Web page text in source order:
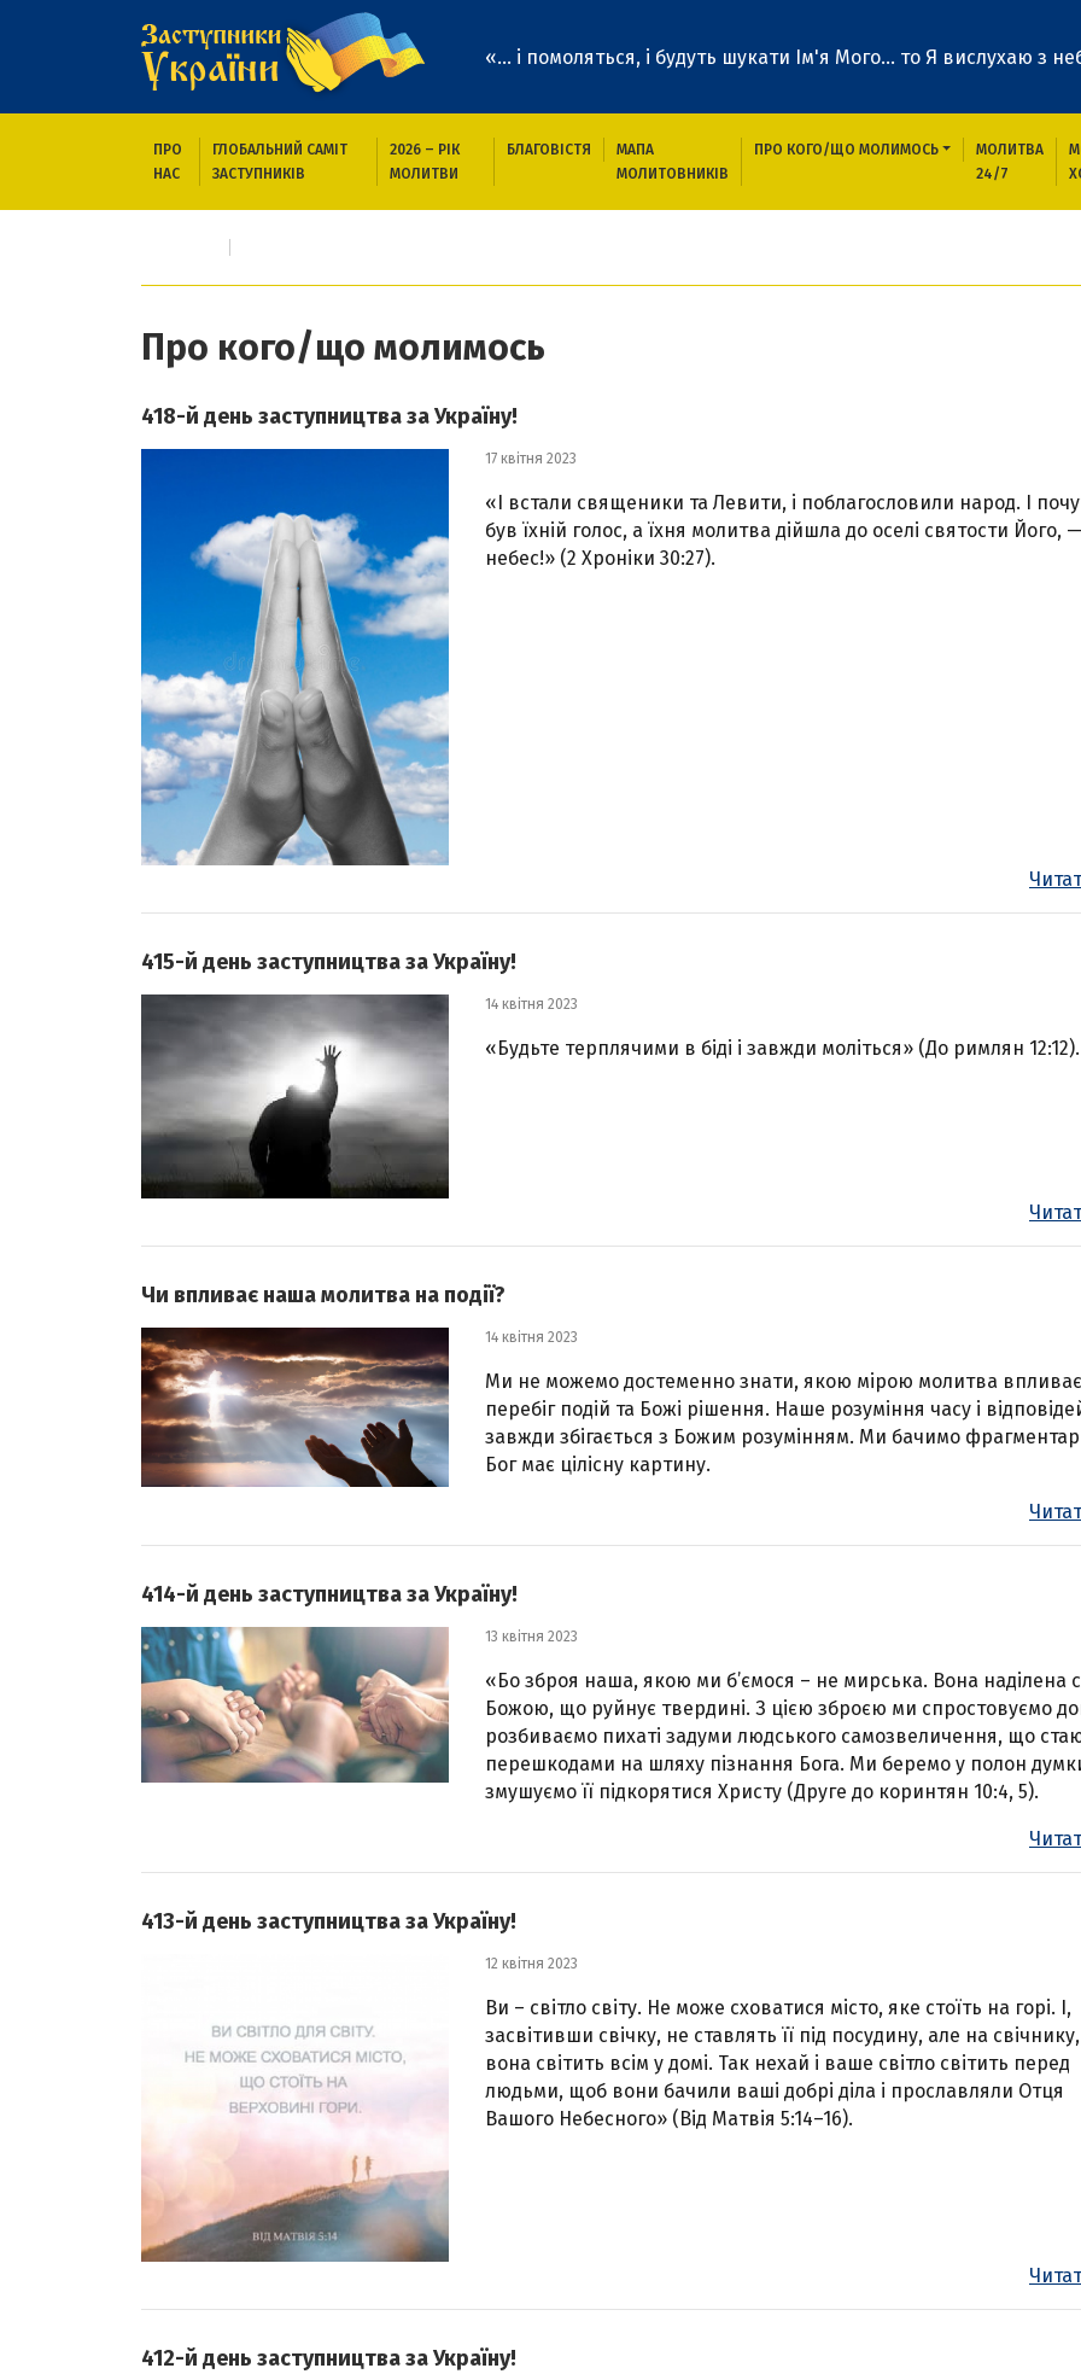
«... і помоляться, і будуть шукати Ім'я Мого... то Я вислухаю з
ПРО
НАС
ГЛОБАЛЬНИЙ САМІТ
ЗАСТУПНИКІВ
2026 – РІК
МОЛИТВИ
БЛАГОВІСТЯ
МАПА
МОЛИТОВНИКІВ
ПРО КОГО/ЩО МОЛИМОСЬ
МОЛИТВА
24/7
Про кого/що молимось
418-й день заступництва за Україну!
17 квітня 2023
«І встали священики та Левити, і поблагословили народ. І
був їхній голос, а їхня молитва дійшла до оселі святости Його,
небес!» (2 Хроніки 30:27).
415-й день заступництва за Україну!
14 квітня 2023
«Будьте терплячими в біді і завжди моліться» (До римлян 12:12).
Чи впливає наша молитва на події?
14 квітня 2023
Ми не можемо достеменно знати, якою мірою молитва
перебіг подій та Божі рішення. Наше розуміння часу і
завжди збігається з Божим розумінням. Ми бачимо
Бог має цілісну картину.
414-й день заступництва за Україну!
13 квітня 2023
«Бо зброя наша, якою ми б’ємося – не мирська. Вона наділена
Божою, що руйнує твердині. З цією зброєю ми спростовуємо
розбиваємо пихаті задуми людського самозвеличення, що
перешкодами на шляху пізнання Бога. Ми беремо у полон
змушуємо її підкорятися Христу (Друге до коринтян 10:4, 5).
413-й день заступництва за Україну!
12 квітня 2023
Ви – світло світу. Не може сховатися місто, яке стоїть на горі. І,
засвітивши свічку, не ставлять її під посудину, але на свічнику,
вона світить всім у домі. Так нехай і ваше світло світить перед
людьми, щоб вони бачили ваші добрі діла і прославляли Отця
Вашого Небесного» (Від Матвія 5:14–16).
412-й день заступництва за Україну!